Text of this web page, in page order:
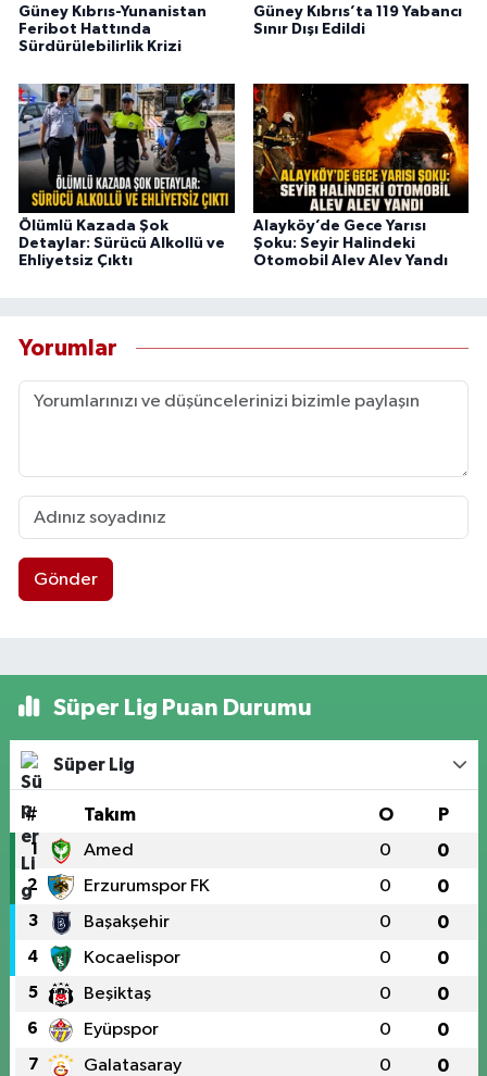
Güney Kıbrıs-Yunanistan
Feribot Hattında
Sürdürülebilirlik Krizi
Güney Kıbrıs’ta 119 Yabancı
Sınır Dışı Edildi
Ölümlü Kazada Şok
Detaylar: Sürücü Alkollü ve
Ehliyetsiz Çıktı
Alayköy’de Gece Yarısı
Şoku: Seyir Halindeki
Otomobil Alev Alev Yandı
Yorumlar
Gönder
Süper Lig Puan Durumu
Süper Lig
# Takım O P
1 Amed 0 0
2 Erzurumspor FK 0 0
3 Başakşehir 0 0
4 Kocaelispor 0 0
5 Beşiktaş 0 0
6 Eyüpspor 0 0
7 Galatasaray 0 0